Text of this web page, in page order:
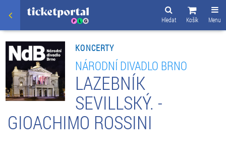
Menu
Košík
Hledat
KONCERTY
NÁRODNÍ DIVADLO BRNO
LAZEBNÍK
SEVILLSKÝ. -
GIOACHIMO ROSSINI